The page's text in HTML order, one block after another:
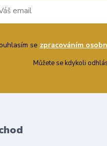
se zpracováním
Můžete se kdykoli